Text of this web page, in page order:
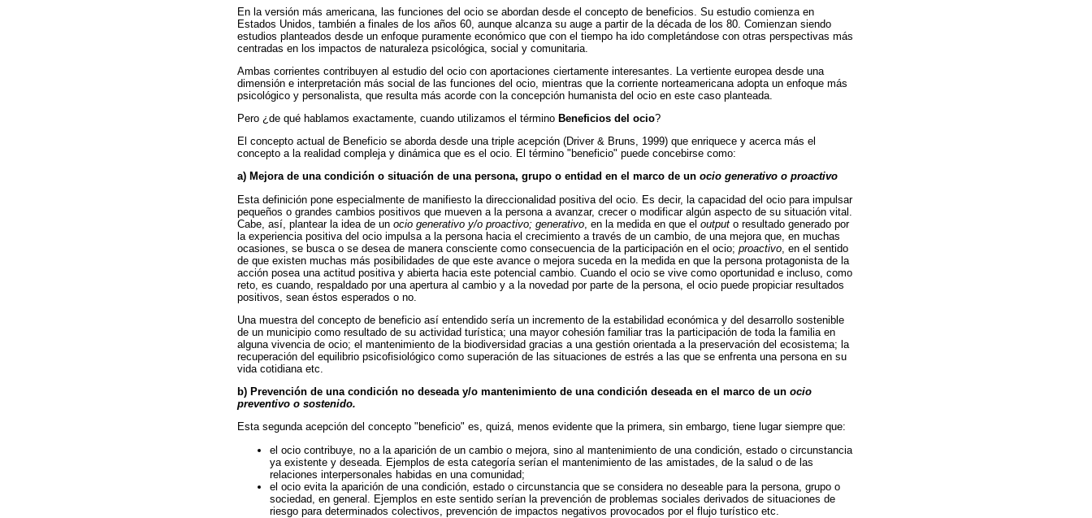
En la versión más americana, las funciones del ocio se abordan desde el concepto de beneficios. Su estudio comienza en
Estados Unidos, también a finales de los años 60, aunque alcanza su auge a partir de la década de los 80. Comienzan siendo
estudios planteados desde un enfoque puramente económico que con el tiempo ha ido completándose con otras perspectivas más
centradas en los impactos de naturaleza psicológica, social y comunitaria.
Ambas corrientes contribuyen al estudio del ocio con aportaciones ciertamente interesantes. La vertiente europea desde una
dimensión e interpretación más social de las funciones del ocio, mientras que la corriente norteamericana adopta un enfoque más
psicológico y personalista, que resulta más acorde con la concepción humanista del ocio en este caso planteada.
Pero ¿de qué hablamos exactamente, cuando utilizamos el término Beneficios del ocio?
El concepto actual de Beneficio se aborda desde una triple acepción (Driver & Bruns, 1999) que enriquece y acerca más el
concepto a la realidad compleja y dinámica que es el ocio. El término "beneficio" puede concebirse como:
a) Mejora de una condición o situación de una persona, grupo o entidad en el marco de un ocio generativo o proactivo
Esta definición pone especialmente de manifiesto la direccionalidad positiva del ocio. Es decir, la capacidad del ocio para impulsar
pequeños o grandes cambios positivos que mueven a la persona a avanzar, crecer o modificar algún aspecto de su situación vital.
Cabe, así, plantear la idea de un ocio generativo y/o proactivo; generativo , en la medida en que el output o resultado generado por
la experiencia positiva del ocio impulsa a la persona hacia el crecimiento a través de un cambio, de una mejora que, en muchas
ocasiones, se busca o se desea de manera consciente como consecuencia de la participación en el ocio; proactivo , en el sentido
de que existen muchas más posibilidades de que este avance o mejora suceda en la medida en que la persona protagonista de la
acción posea una actitud positiva y abierta hacia este potencial cambio. Cuando el ocio se vive como oportunidad e incluso, como
reto, es cuando, respaldado por una apertura al cambio y a la novedad por parte de la persona, el ocio puede propiciar resultados
positivos, sean éstos esperados o no.
Una muestra del concepto de beneficio así entendido sería un incremento de la estabilidad económica y del desarrollo sostenible
de un municipio como resultado de su actividad turística; una mayor cohesión familiar tras la participación de toda la familia en
alguna vivencia de ocio; el mantenimiento de la biodiversidad gracias a una gestión orientada a la preservación del ecosistema; la
recuperación del equilibrio psicofisiológico como superación de las situaciones de estrés a las que se enfrenta una persona en su
vida cotidiana etc.
b) Prevención de una condición no deseada y/o mantenimiento de una condición deseada en el marco de un ocio
preventivo o sostenido.
Esta segunda acepción del concepto "beneficio" es, quizá, menos evidente que la primera, sin embargo, tiene lugar siempre que:
el ocio contribuye, no a la aparición de un cambio o mejora, sino al mantenimiento de una condición, estado o circunstancia
ya existente y deseada. Ejemplos de esta categoría serían el mantenimiento de las amistades, de la salud o de las
relaciones interpersonales habidas en una comunidad;
el ocio evita la aparición de una condición, estado o circunstancia que se considera no deseable para la persona, grupo o
sociedad, en general. Ejemplos en este sentido serían la prevención de problemas sociales derivados de situaciones de
riesgo para determinados colectivos, prevención de impactos negativos provocados por el flujo turístico etc.